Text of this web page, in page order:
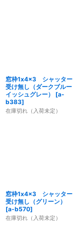
窓枠1x4x3 シャッター
受け無し（ダークブルー
イッシュグレー）
[a-
b383]
在庫切れ（入荷未定）
窓枠1x4x3 シャッター
受け無し（グリーン）
[a-b570]
在庫切れ（入荷未定）